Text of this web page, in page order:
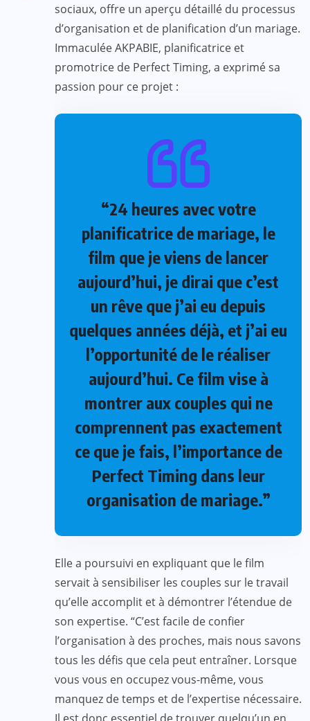
sociaux, offre un aperçu détaillé du processus
d’organisation et de planification d’un mariage.
Immaculée AKPABIE, planificatrice et
promotrice de Perfect Timing, a exprimé sa
passion pour ce projet :
“24 heures avec votre
planificatrice de mariage, le
film que je viens de lancer
aujourd’hui, je dirai que c’est
un rêve que j’ai eu depuis
quelques années déjà, et j’ai eu
l’opportunité de le réaliser
aujourd’hui. Ce film vise à
montrer aux couples qui ne
comprennent pas exactement
ce que je fais, l’importance de
Perfect Timing dans leur
organisation de mariage.”
Elle a poursuivi en expliquant que le film
servait à sensibiliser les couples sur le travail
qu’elle accomplit et à démontrer l’étendue de
son expertise. “C’est facile de confier
l’organisation à des proches, mais nous savons
tous les défis que cela peut entraîner. Lorsque
vous vous en occupez vous-même, vous
manquez de temps et de l’expertise nécessaire.
Il est donc essentiel de trouver quelqu’un en